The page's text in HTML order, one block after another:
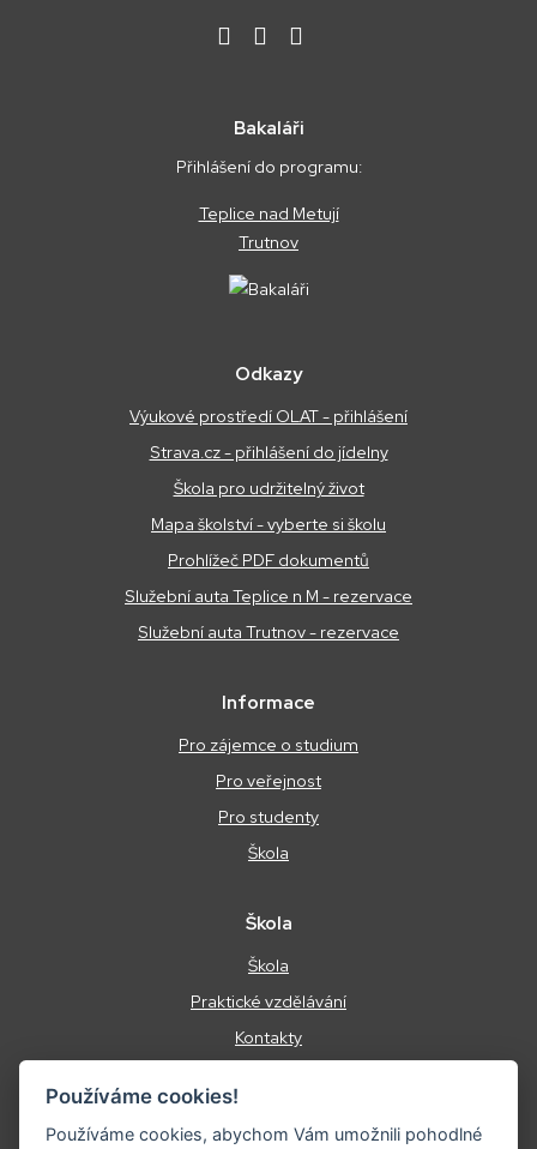
Bakaláři
Přihlášení do programu:
Teplice nad Metují
Trutnov
Odkazy
Výukové prostředí OLAT - přihlášení
Strava.cz - přihlášení do jídelny
Škola pro udržitelný život
Mapa školství - vyberte si školu
Prohlížeč PDF dokumentů
Služební auta Teplice n M - rezervace
Služební auta Trutnov - rezervace
Informace
Pro zájemce o studium
Pro veřejnost
Pro studenty
Škola
Škola
Škola
Praktické vzdělávání
Kontakty
Energetický management
Používáme cookies!
Používáme cookies, abychom Vám umožnili pohodlné